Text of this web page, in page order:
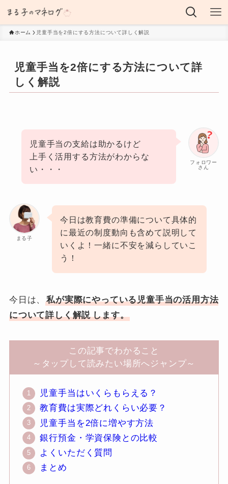
ホーム 児童手当を2倍にする方法について詳しく解説
児童手当を2倍にする方法について詳
しく解説
フォロワー
さん
児童手当の支給は助かるけど
上手く活用する方法がわからな
い・・・
まる子
今日は教育費の準備について具体的
に最近の制度動向も含めて説明して
いくよ！一緒に不安を減らしていこ
う！
今日は、私が実際にやっている児童手当の活用方法
について詳しく解説 します。
この記事でわかること
～タップして読みたい場所へジャンプ～
児童手当はいくらもらえる？
教育費は実際どれくらい必要？
児童手当を2倍に増やす方法
銀行預金・学資保険との比較
よくいただく質問
まとめ